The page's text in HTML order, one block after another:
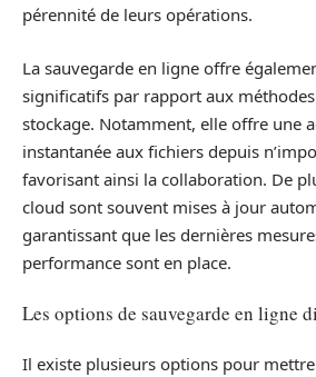
pérennité de leurs opérations.
La sauvegarde en ligne offre
significatifs par rapport aux
stockage. Notamment, elle offre une
instantanée aux fichiers depuis
favorisant ainsi la collaboration. De
cloud sont souvent mises à jour
garantissant que les dernières
performance sont en place.
Les options de sauvegarde en ligne
Il existe plusieurs options pour